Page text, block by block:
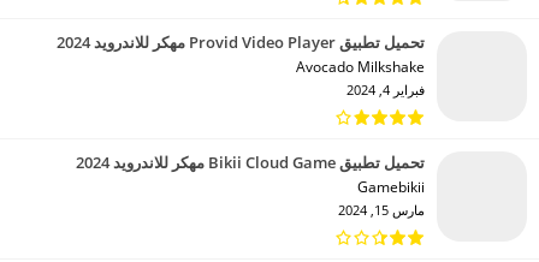
تحميل تطبيق Provid Video Player مهكر للاندرويد 2024
Avocado Milkshake‏
فبراير 4, 2024
تحميل تطبيق Bikii Cloud Game مهكر للاندرويد 2024
Gamebikii‏
مارس 15, 2024